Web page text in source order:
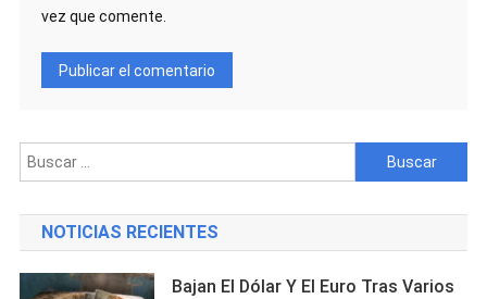
vez que comente.
Buscar:
NOTICIAS RECIENTES
Bajan El Dólar Y El Euro Tras Varios